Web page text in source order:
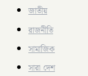
জাতীয়
রাজনীতি
সামাজিক
সারা দেশ